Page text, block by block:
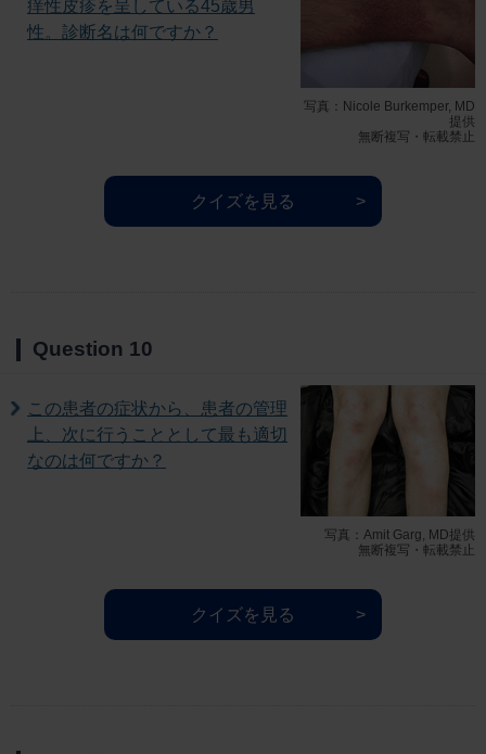
痒性皮疹を呈している45歳男
性。診断名は何ですか？
写真：Nicole Burkemper, MD
提供
無断複写・転載禁止
クイズを見る
Question 10
この患者の症状から、患者の管理
上、次に行うこととして最も適切
なのは何ですか？
写真：Amit Garg, MD提供
無断複写・転載禁止
クイズを見る